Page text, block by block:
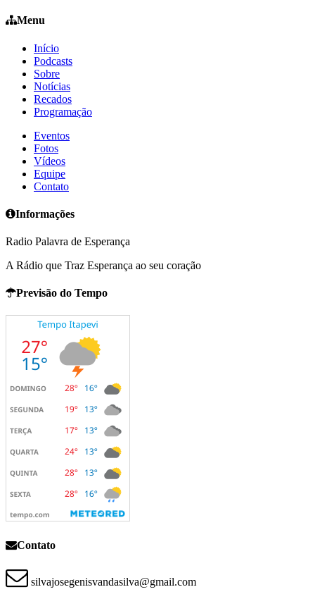
Menu
Início
Podcasts
Sobre
Notícias
Recados
Programação
Eventos
Fotos
Vídeos
Equipe
Contato
Informações
Radio Palavra de Esperança
A Rádio que Traz Esperança ao seu coração
Previsão do Tempo
Contato
silvajosegenisvandasilva@gmail.com